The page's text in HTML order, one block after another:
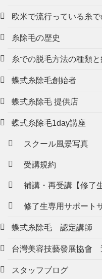
欧米で流行っている糸
糸除毛の歴史
糸での脱毛方法の種類
蝶式糸除毛創始者
蝶式糸除毛 提供店
蝶式糸除毛1day講座
スクール風景写真
受講規約
補講・再受講【修了
修了生専用サポート
蝶式糸除毛 認定講師
台灣美容技藝發展協會
スタッフブログ